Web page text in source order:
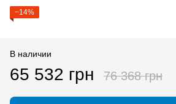
−14%
В наличии
65 532 грн 76 368 грн